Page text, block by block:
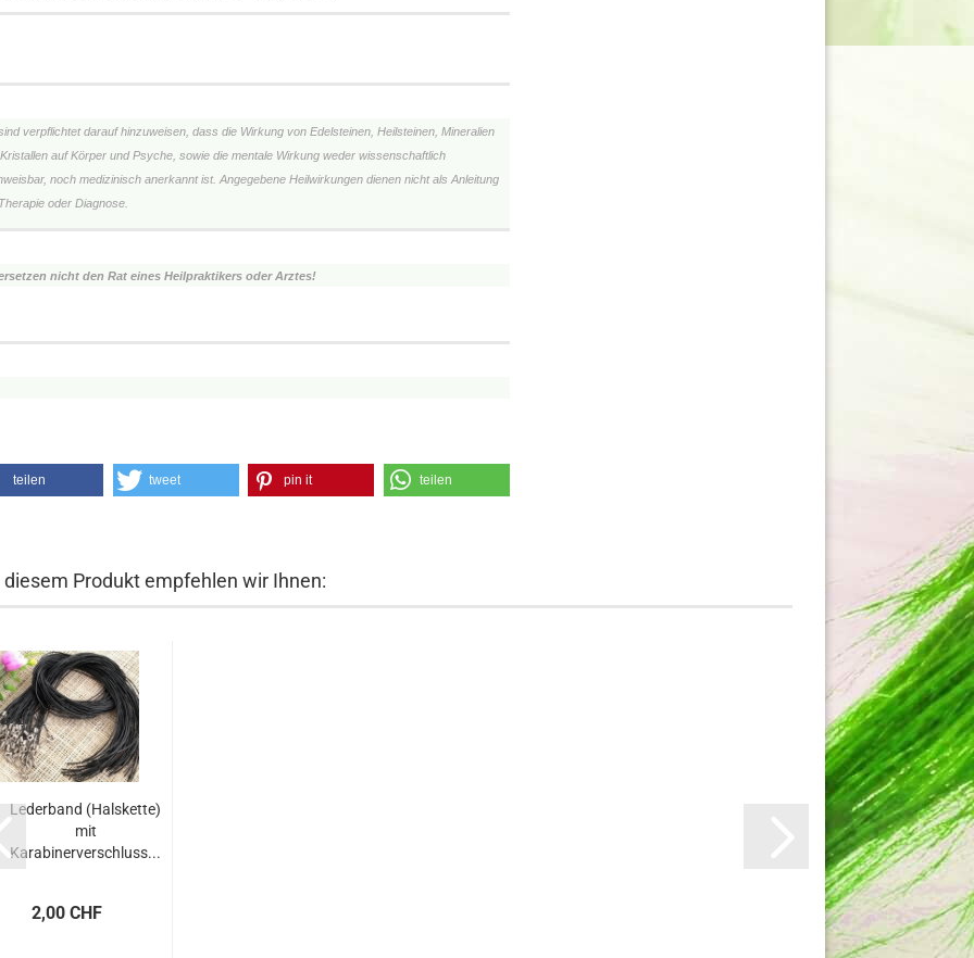
verpflichtet darauf hinzuweisen, dass die Wirkung von Edelsteinen, Heilsteinen, Mineralien
auf Körper und Psyche, sowie die mentale Wirkung weder wissenschaftlich
noch medizinisch anerkannt ist. Angegebene Heilwirkungen dienen nicht als Anleitung
oder Diagnose.
nicht den Rat eines Heilpraktikers oder Arztes!
teilen tweet pin it teilen
diesem Produkt empfehlen wir Ihnen:
Lederband (Halskette)
mit
Karabinerverschluss...
2,00 CHF